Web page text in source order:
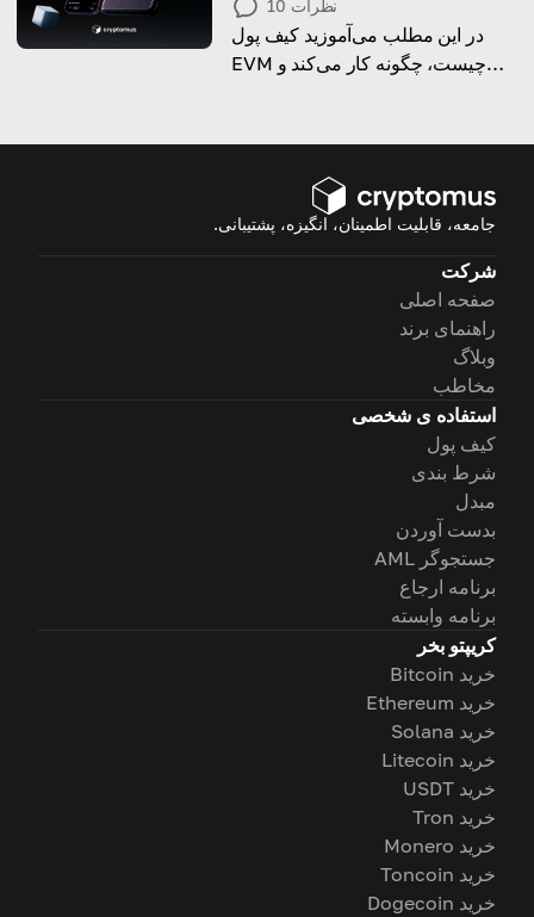
10 نظرات
در این مطلب می‌آموزید کیف پول
EVM چیست، چگونه کار می‌کند و
جامعه، قابلیت اطمینان، انگیزه، پشتیبانی.
شرکت
صفحه اصلی
راهنمای برند
وبلاگ
مخاطب
استفاده ی شخصی
کیف پول
شرط بندی
مبدل
بدست آوردن
جستجوگر AML
برنامه ارجاع
برنامه وابسته
کریپتو بخر
خرید Bitcoin
خرید Ethereum
خرید Solana
خرید Litecoin
خرید USDT
خرید Tron
خرید Monero
خرید Toncoin
خرید Dogecoin